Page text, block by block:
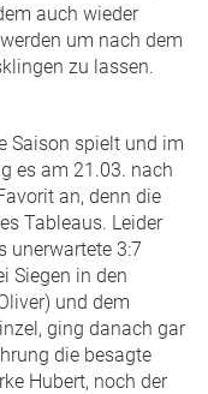
auch wieder
um nach dem
zu lassen.
Saison spielt und im
es am 21.03. nach
an, denn die
Tableaus. Leider
unerwartete 3:7
Siegen in den
und dem
ging danach gar
die besagte
Hubert, noch der